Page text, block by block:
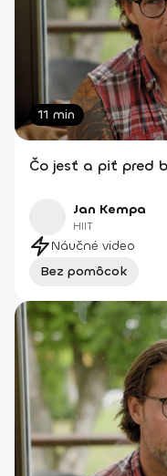
11 min
Čo jesť a piť pred
Jan Kempa
HIIT
Náučné video
Bez pomôcok